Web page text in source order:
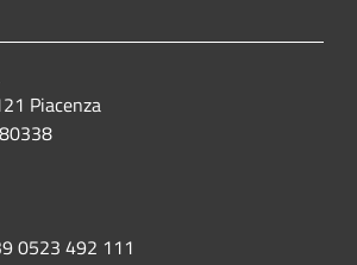
Piacenza
0523 492 111